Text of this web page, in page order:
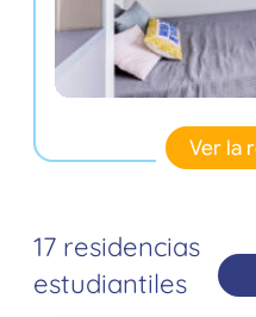
Ver la
17 residencias
estudiantiles